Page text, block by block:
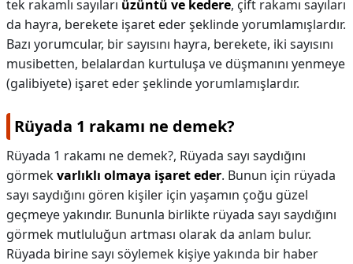
tek rakamlı sayıları üzüntü ve kedere, çift rakamı sayıları
da hayra, berekete işaret eder şeklinde yorumlamışlardır.
Bazı yorumcular, bir sayısını hayra, berekete, iki sayısını
musibetten, belalardan kurtuluşa ve düşmanını yenmeye
(galibiyete) işaret eder şeklinde yorumlamışlardır.
Rüyada 1 rakamı ne demek?
Rüyada 1 rakamı ne demek?, Rüyada sayı saydığını
görmekvarlıklı olmaya işaret eder. Bunun için rüyada
sayı saydığını gören kişiler için yaşamın çoğu güzel
geçmeye yakındır. Bununla birlikte rüyada sayı saydığını
görmek mutluluğun artması olarak da anlam bulur.
Rüyada birine sayı söylemek kişiye yakında bir haber